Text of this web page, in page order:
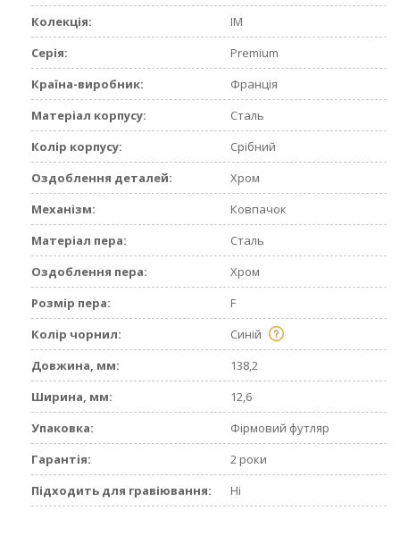
Колекція:
IM
Серія:
Premium
Країна-виробник:
Франція
Матеріал корпусу:
Сталь
Колір корпусу:
Срібний
Оздоблення деталей:
Хром
Механізм:
Ковпачок
Матеріал пера:
Сталь
Оздоблення пера:
Хром
Розмір пера:
F
Колір чорнил:
Синій
Довжина, мм:
138,2
Ширина, мм:
12,6
Упаковка:
Фірмовий футляр
Гарантія:
2 роки
Підходить для гравіювання:
Ні